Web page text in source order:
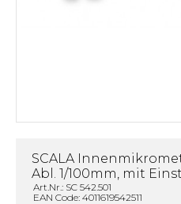
SCALA
Abl. 1/100mm, mit
Art.Nr.: SC 542.501
EAN Code: 4011619542511